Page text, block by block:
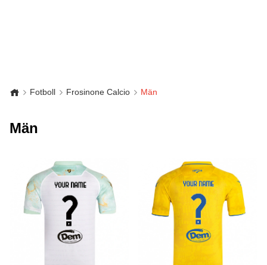
Fotboll Frosinone Calcio Män
Män